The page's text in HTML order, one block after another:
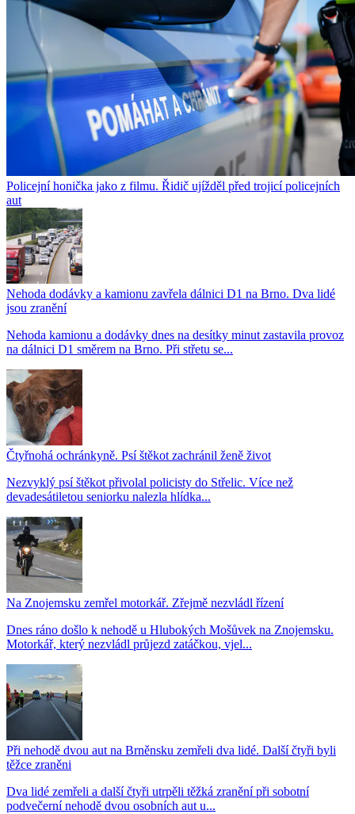
Policejní honička jako z filmu. Řidič ujížděl před trojicí policejních
aut
Nehoda dodávky a kamionu zavřela dálnici D1 na Brno. Dva lidé
jsou zranění
Nehoda kamionu a dodávky dnes na desítky minut zastavila provoz
na dálnici D1 směrem na Brno. Při střetu se...
Čtyřnohá ochránkyně. Psí štěkot zachránil ženě život
Nezvyklý psí štěkot přivolal policisty do Střelic. Více než
devadesátiletou seniorku nalezla hlídka...
Na Znojemsku zemřel motorkář. Zřejmě nezvládl řízení
Dnes ráno došlo k nehodě u Hlubokých Mošůvek na Znojemsku.
Motorkář, který nezvládl průjezd zatáčkou, vjel...
Při nehodě dvou aut na Brněnsku zemřeli dva lidé. Další čtyři byli
těžce zraněni
Dva lidé zemřeli a další čtyři utrpěli těžká zranění při sobotní
podvečerní nehodě dvou osobních aut u...